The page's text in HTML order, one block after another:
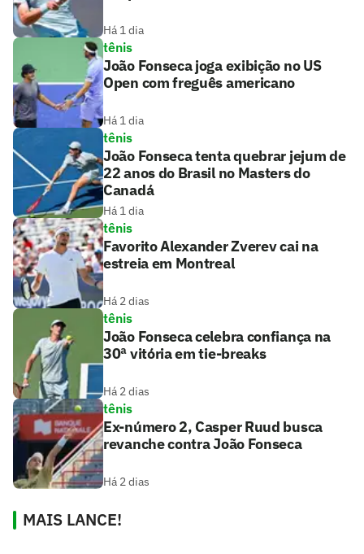
Há 1 dia
tênis
João Fonseca joga exibição no US
Open com freguês americano
Há 1 dia
tênis
João Fonseca tenta quebrar jejum de
22 anos do Brasil no Masters do
Canadá
Há 1 dia
tênis
Favorito Alexander Zverev cai na
estreia em Montreal
Há 2 dias
tênis
João Fonseca celebra confiança na
30ª vitória em tie-breaks
Há 2 dias
tênis
Ex-número 2, Casper Ruud busca
revanche contra João Fonseca
Há 2 dias
MAIS LANCE!